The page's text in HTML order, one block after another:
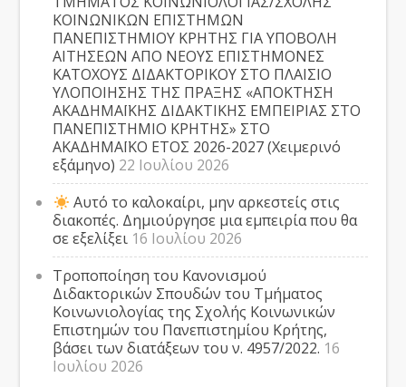
ΚΟΙΝΩΝΙΚΩΝ ΕΠΙΣΤΗΜΩΝ
ΠΑΝΕΠΙΣΤΗΜΙΟΥ ΚΡΗΤΗΣ ΓΙΑ ΥΠΟΒΟΛΗ
ΑΙΤΗΣΕΩΝ ΑΠΟ ΝΕΟΥΣ ΕΠΙΣΤΗΜΟΝΕΣ
ΚΑΤΟΧΟΥΣ ΔΙΔΑΚΤΟΡΙΚΟΥ ΣΤΟ ΠΛΑΙΣΙΟ
ΥΛΟΠΟΙΗΣΗΣ ΤΗΣ ΠΡΑΞΗΣ «ΑΠΟΚΤΗΣΗ
ΑΚΑΔΗΜΑΪΚΗΣ ΔΙΔΑΚΤΙΚΗΣ ΕΜΠΕΙΡΙΑΣ ΣΤΟ
ΠΑΝΕΠΙΣΤΗΜΙΟ ΚΡΗΤΗΣ» ΣΤΟ
ΑΚΑΔΗΜΑΪΚΟ ΕΤΟΣ 2026-2027 (Χειμερινό
εξάμηνο) 22 Ιουλίου 2026
Αυτό το καλοκαίρι, μην αρκεστείς στις
διακοπές. Δημιούργησε μια εμπειρία που θα
σε εξελίξει 16 Ιουλίου 2026
Τροποποίηση του Κανονισμού
Διδακτορικών Σπουδών του Τμήματος
Κοινωνιολογίας της Σχολής Κοινωνικών
Επιστημών του Πανεπιστημίου Κρήτης,
βάσει των διατάξεων του ν. 4957/2022. 16
Ιουλίου 2026